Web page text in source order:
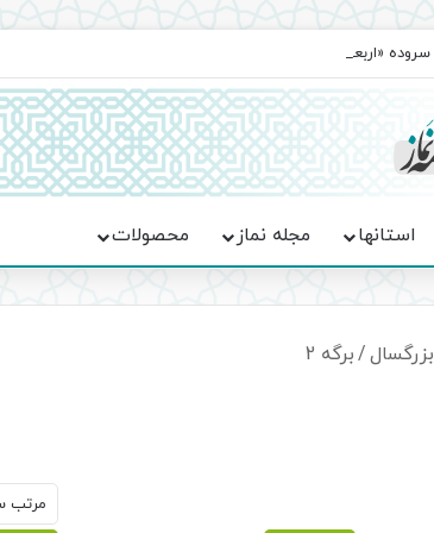
سروده‌ «اربعین»؛ روایت حماسه، استقامت و تمدن‌سازی امت اسلامی
استانها مجله نماز محصولات
بزرگسال/برگه 2